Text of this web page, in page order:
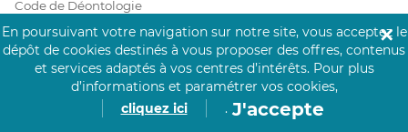
Code de Déontologie
Mentions Légales
En poursuivant votre navigation sur notre site, vous acceptez le
dépôt de cookies destinés à vous proposer des offres, contenus
et services adaptés à vos centres d’intérêts. Pour plus
d’informations et paramétrer vos cookies,
cliquez ici
. J'accepte
✕